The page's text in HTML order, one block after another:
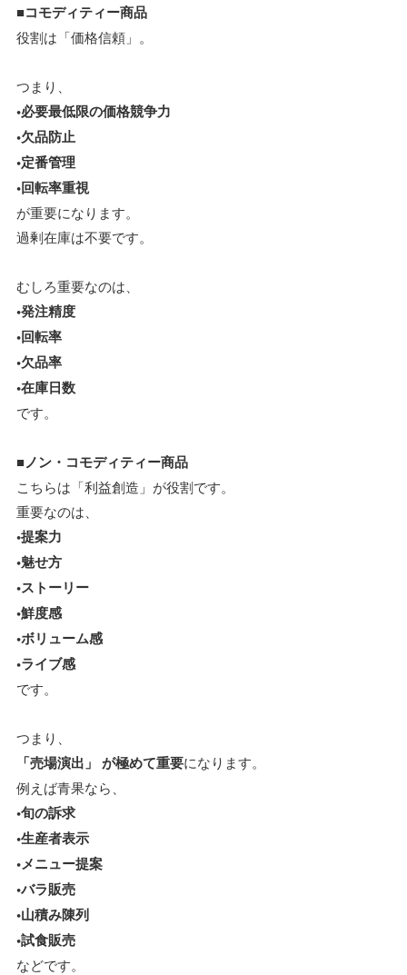
■コモディティー商品
役割は「価格信頼」。
つまり、
•必要最低限の価格競争力
•欠品防止
•定番管理
•回転率重視
が重要になります。
過剰在庫は不要です。
むしろ重要なのは、
•発注精度
•回転率
•欠品率
•在庫日数
です。
■ノン・コモディティー商品
こちらは「利益創造」が役割です。
重要なのは、
•提案力
•魅せ方
•ストーリー
•鮮度感
•ボリューム感
•ライブ感
です。
つまり、
「売場演出」 が極めて重要になります。
例えば青果なら、
•旬の訴求
•生産者表示
•メニュー提案
•バラ販売
•山積み陳列
•試食販売
などです。